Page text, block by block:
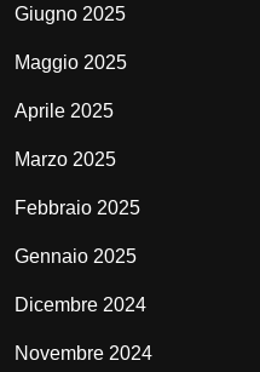
Giugno 2025
Maggio 2025
Aprile 2025
Marzo 2025
Febbraio 2025
Gennaio 2025
Dicembre 2024
Novembre 2024